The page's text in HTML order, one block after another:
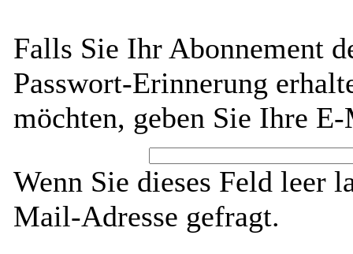
Falls Sie Ihr Abonnement
Passwort-Erinnerung
möchten, geben Sie Ihre
Wenn Sie dieses Feld leer
Mail-Adresse gefragt.